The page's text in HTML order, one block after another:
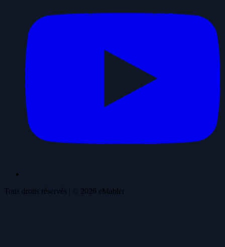
Tous droits réservés | © 2026 eMabler